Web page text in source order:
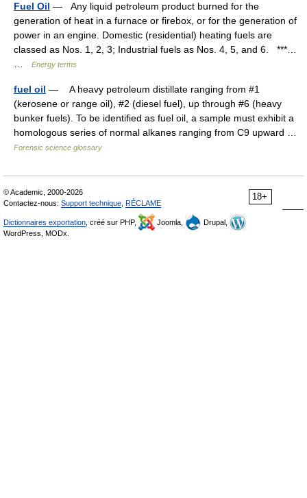
Fuel Oil — Any liquid petroleum product burned for the
generation of heat in a furnace or firebox, or for the generation of
power in an engine. Domestic (residential) heating fuels are
classed as Nos. 1, 2, 3; Industrial fuels as Nos. 4, 5, and 6. ***…
…
Energy terms
fuel oil — A heavy petroleum distillate ranging from #1
(kerosene or range oil), #2 (diesel fuel), up through #6 (heavy
bunker fuels). To be identified as fuel oil, a sample must exhibit a
homologous series of normal alkanes ranging from C9 upward …
Forensic science glossary
18+
© Academic, 2000-2026
Contactez-nous: Support technique RÉCLAME
Dictionnaires exportation , créé sur PHP, Joomla,
Drupal,
WordPress, MODx.